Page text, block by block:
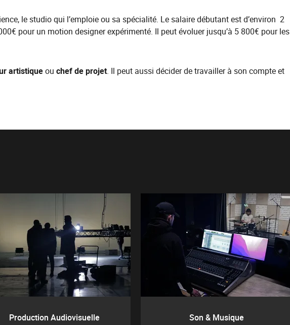
le studio qui l’emploie ou sa spécialité. Le salaire débutant est d’environ 2
pour un motion designer expérimenté. Il peut évoluer jusqu’à 5 800€ pour les
artistiqueou chef de projet. Il peut aussi décider de travailler à son compte et
Production Audiovisuelle Son & Musique